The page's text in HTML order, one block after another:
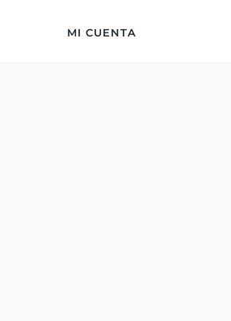
MI CUENTA